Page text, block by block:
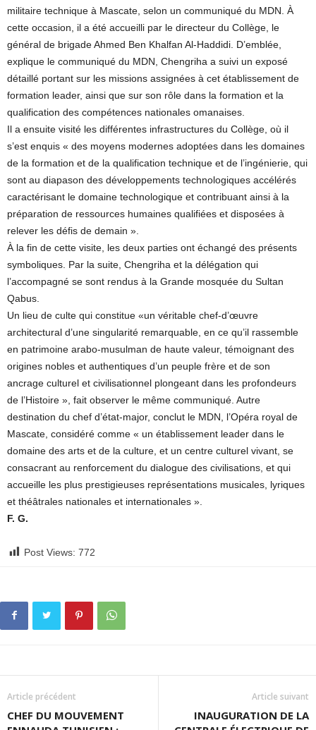
militaire technique à Mascate, selon un communiqué du MDN. À
cette occasion, il a été accueilli par le directeur du Collège, le
général de brigade Ahmed Ben Khalfan Al-Haddidi. D’emblée,
explique le communiqué du MDN, Chengriha a suivi un exposé
détaillé portant sur les missions assignées à cet établissement de
formation leader, ainsi que sur son rôle dans la formation et la
qualification des compétences nationales omanaises.
Il a ensuite visité les différentes infrastructures du Collège, où il
s’est enquis « des moyens modernes adoptées dans les domaines
de la formation et de la qualification technique et de l’ingénierie, qui
sont au diapason des développements technologiques accélérés
caractérisant le domaine technologique et contribuant ainsi à la
préparation de ressources humaines qualifiées et disposées à
relever les défis de demain ».
À la fin de cette visite, les deux parties ont échangé des présents
symboliques. Par la suite, Chengriha et la délégation qui
l’accompagné se sont rendus à la Grande mosquée du Sultan
Qabus.
Un lieu de culte qui constitue «un véritable chef-d’œuvre
architectural d’une singularité remarquable, en ce qu’il rassemble
en patrimoine arabo-musulman de haute valeur, témoignant des
origines nobles et authentiques d’un peuple frère et de son
ancrage culturel et civilisationnel plongeant dans les profondeurs
de l’Histoire », fait observer le même communiqué. Autre
destination du chef d’état-major, conclut le MDN, l’Opéra royal de
Mascate, considéré comme « un établissement leader dans le
domaine des arts et de la culture, et un centre culturel vivant, se
consacrant au renforcement du dialogue des civilisations, et qui
accueille les plus prestigieuses représentations musicales, lyriques
et théâtrales nationales et internationales ».
F. G.
Post Views: 772
Article précédent
CHEF DU MOUVEMENT
Article suivant
INAUGURATION DE LA